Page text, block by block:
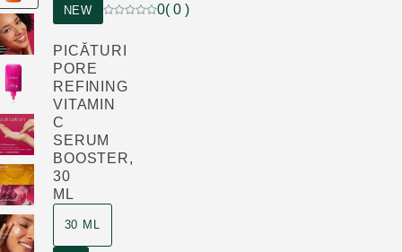
NEW
Evaluare curentă: 0 din 5 stele evaluat de 0
0( 0 )
PICĂTURI
PORE
REFINING
VITAMIN
C
SERUM
BOOSTER,
30
ML
30 ML